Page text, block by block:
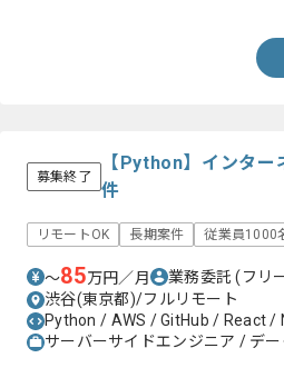
募集終了
【Python】インター
件
リモートOK 長期案件 従業員1000
〜85万円／月 業務委託(フリ
渋谷(東京都)/フルリモート
Python / AWS / GitHub / React /
サーバーサイドエンジニア / デ